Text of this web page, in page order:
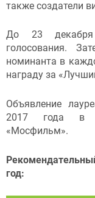
также создатели
До 23 декабря
голосования.
номинанта в
награду за
Объявление
2017 года в
«Мосфильм».
год: